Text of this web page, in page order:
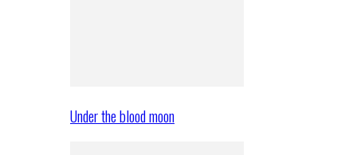
Under the blood moon